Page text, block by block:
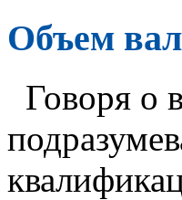
Объем
Говоря о